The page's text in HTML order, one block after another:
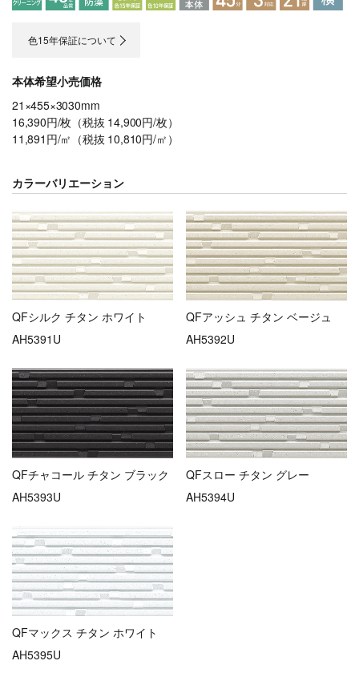
色15年保証について
本体希望小売価格
21×455×3030mm
16,390円/枚（税抜 14,900円/枚）
11,891円/㎡（税抜 10,810円/㎡）
カラーバリエーション
QFシルク チタン ホワイト
AH5391U
QFアッシュ チタン ベージュ
AH5392U
QFチャコール チタン ブラック
AH5393U
QFスロー チタン グレー
AH5394U
QFマックス チタン ホワイト
AH5395U